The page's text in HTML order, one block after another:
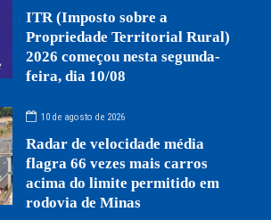
ITR (Imposto sobre a
Propriedade Territorial Rural)
2026 começou nesta segunda-
feira, dia 10/08
10 de agosto de 2026
Radar de velocidade média
flagra 66 vezes mais carros
acima do limite permitido em
rodovia de Minas